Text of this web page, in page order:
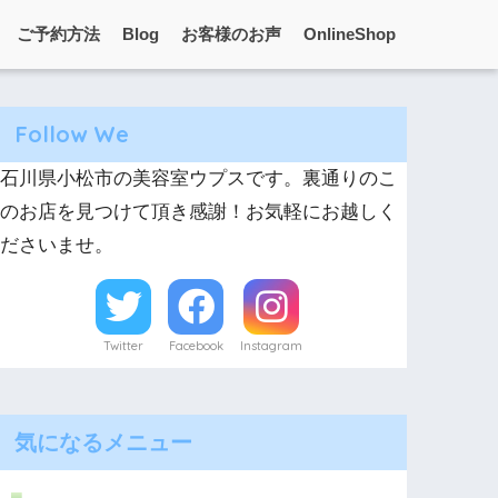
ご予約方法 Blog お客様のお声 OnlineShop
Follow We
石川県小松市の美容室ウプスです。裏通りのこ
のお店を見つけて頂き感謝！お気軽にお越しく
ださいませ。
Twitter Facebook Instagram
気になるメニュー